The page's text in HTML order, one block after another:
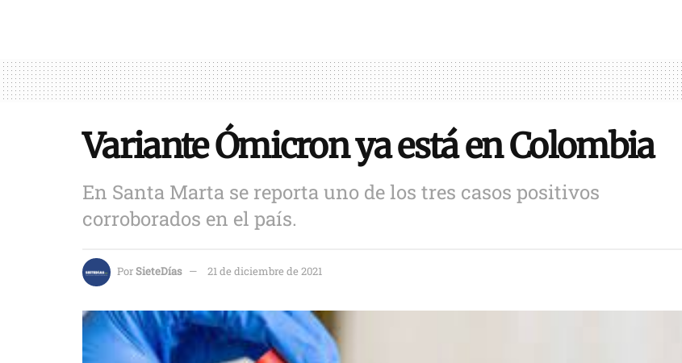
Variante Ómicron ya está en Colombia
En Santa Marta se reporta uno de los tres casos positivos
corroborados en el país.
PorSieteDías 21 de diciembre de 2021